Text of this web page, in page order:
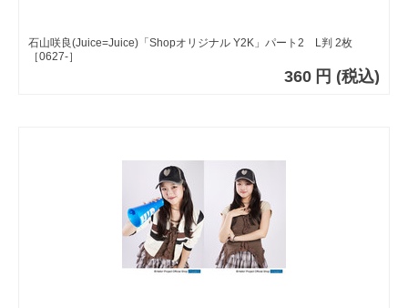
石山咲良(Juice=Juice)「Shopオリジナル Y2K」パート2 L判 2枚
［0627-］
360 円 (税込)